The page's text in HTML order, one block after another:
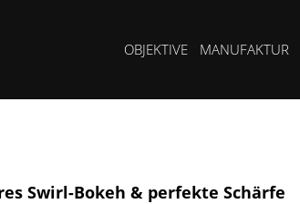
OBJEKTIVE MANUFAKTUR
Swirl-Bokeh & perfekte Schärfe